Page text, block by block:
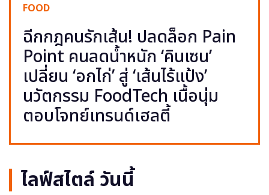
FOOD
ฉีกกฎคนรักเส้น! ปลดล็อก Pain
Point คนลดน้ำหนัก ‘คินเซน’
เปลี่ยน ‘อกไก่’ สู่ ‘เส้นไร้แป้ง’
นวัตกรรม FoodTech เนื้อนุ่ม
ตอบโจทย์เทรนด์เฮลตี้
ไลฟ์สไตล์ วันนี้